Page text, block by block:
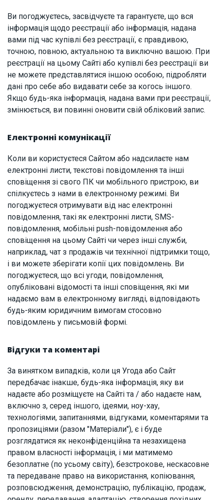
Ви погоджуєтесь, засвідчуєте та гарантуєте, що вся
інформація щодо реєстрації або інформація, надана
вами під час купівлі без реєстрації, є правдивою,
точною, повною, актуальною та виключно вашою. При
реєстрації на цьому Сайті або купівлі без реєстрації ви
не можете представлятися іншою особою, підробляти
дані про себе або видавати себе за когось іншого.
Якщо будь-яка інформація, надана вами при реєстрації,
змінюється, ви повинні оновити свій обліковий запис.
Електронні комунікації
Коли ви користуєтеся Сайтом або надсилаєте нам
електронні листи, текстові повідомлення та інші
сповіщення зі свого ПК чи мобільного пристрою, ви
спілкуєтесь з нами в електронному режимі. Ви
погоджуєтеся отримувати від нас електронні
повідомлення, такі як електронні листи, SMS-
повідомлення, мобільні push-повідомлення або
сповіщення на цьому Сайті чи через інші служби,
наприклад, чат з продажів чи технічної підтримки тощо,
і ви можете зберігати копії цих повідомлень. Ви
погоджуєтеся, що всі угоди, повідомлення,
опубліковані відомості та інші сповіщення, які ми
надаємо вам в електронному вигляді, відповідають
будь-яким юридичним вимогам стосовно
повідомлень у письмовій формі.
Відгуки та коментарі
За винятком випадків, коли ця Угода або Сайт
передбачає інакше, будь-яка інформація, яку ви
надаєте або розміщуєте на Сайті та / або надаєте нам,
включно з, серед іншого, ідеями, ноу-хау,
технологіями, запитаннями, відгуками, коментарями та
пропозиціями (разом "Матеріали"), є і буде
розглядатися як неконфіденційна та незахищена
правом власності інформація, і ми матимемо
безоплатне (по усьому світу), безстрокове, нескасовне
та передаване право на використання, копіювання,
розповсюдження, демонстрацію, публікацію, продаж,